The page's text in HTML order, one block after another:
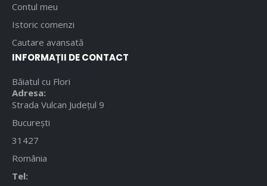
Contul meu
Istoric comenzi
Cautare avansată
INFORMAȚII DE CONTACT
Băiatul cu Flori
Adresa:
Strada Vulcan Județul 9
București
31427
România
Tel: